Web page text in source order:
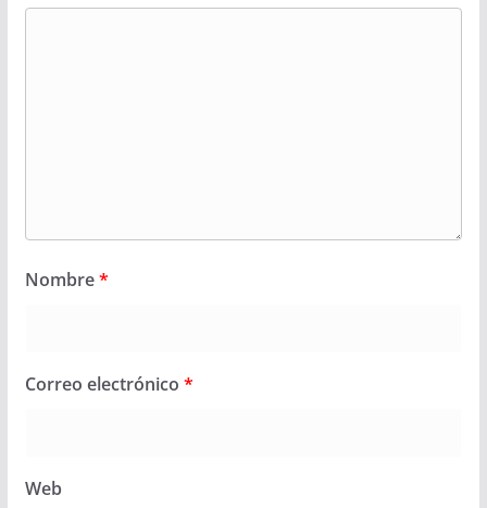
Nombre*
Correo electrónico *
Web